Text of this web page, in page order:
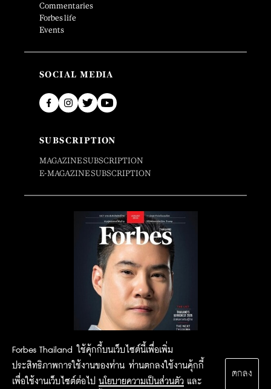
Forbes Thailand ใช้คุ้กกี้บนเว็บไซต์นี้เพื่อเพิ่ม
ประสิทธิภาพการใช้งานของท่าน ท่านตกลงใช้งานคุ้กกี้
เพื่อใช้งานเว็บไซต์ต่อไป นโยบายความเป็นส่วนตัว และ
ตกลง
Commentaries
Forbes life
Events
SOCIAL MEDIA
SUBSCRIPTION
MAGAZINE SUBSCRIPTION
E-MAGAZINE SUBSCRIPTION